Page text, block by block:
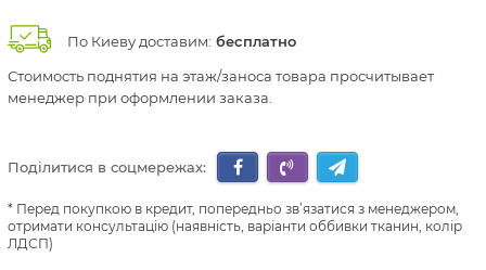
По Киеву доставим: бесплатно
Стоимость поднятия на этаж/заноса товара просчитывает
менеджер при оформлении заказа.
Поділитися в соцмережах:
Перед покупкою в кредит, попередньо зв’язатися з менеджером,
отримати консультацію (наявність, варіанти оббивки тканин, колір
ЛДСП)